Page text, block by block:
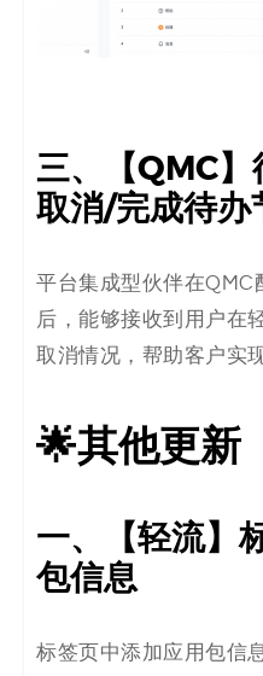
三、【QMC】
取消/完成待办
平台集成型伙伴在QMC
后，能够接收到用户在
取消情况，帮助客户实
🌟其他更新
一、【轻流】
包信息
标签页中添加应用包信